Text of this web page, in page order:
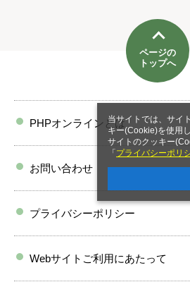
当サイトでは、サイ
キー(Cookie)を使用
サイトのクッキー
「 プライバシーポリ
ページの
トップへ
PHPオンラインとは
お問い合わせ
プライバシーポリシー
Webサイトご利用にあたって